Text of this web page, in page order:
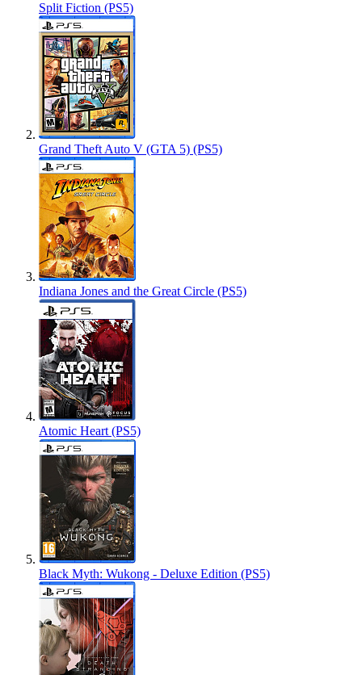
Split Fiction (PS5)
Grand Theft Auto V (GTA 5) (PS5)
Indiana Jones and the Great Circle (PS5)
Atomic Heart (PS5)
Black Myth: Wukong - Deluxe Edition (PS5)